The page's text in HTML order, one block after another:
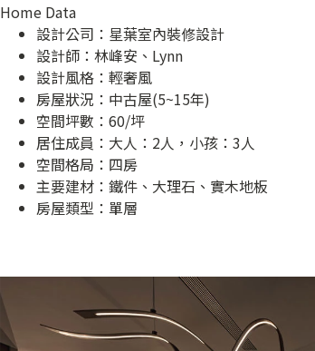
Home Data
設計公司： 星葉室內裝修設計
設計師：林峰安、Lynn
設計風格：輕奢風
房屋狀況：中古屋(5~15年)
空間坪數：60/坪
居住成員：大人：2人，小孩：3人
空間格局：四房
主要建材：鐵件、大理石、實木地板
房屋類型：單層